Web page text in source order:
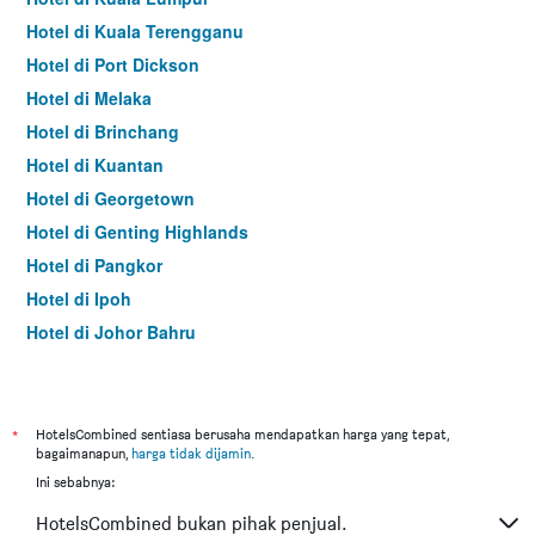
Hotel di Kuala Terengganu
Hotel di Port Dickson
Hotel di Melaka
Hotel di Brinchang
Hotel di Kuantan
Hotel di Georgetown
Hotel di Genting Highlands
Hotel di Pangkor
Hotel di Ipoh
Hotel di Johor Bahru
Hotel di Kuching
Hotel di Tokyo
Hotel di Bangkok
*
HotelsCombined sentiasa berusaha mendapatkan harga yang tepat,
bagaimanapun, harga tidak dijamin.
Ini sebabnya:
HotelsCombined bukan pihak penjual.